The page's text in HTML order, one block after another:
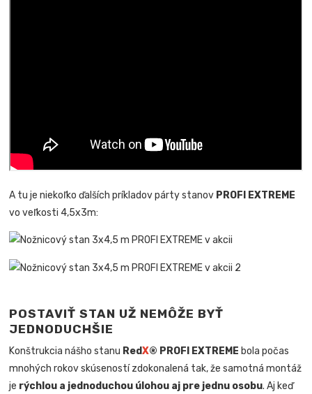
A tu je niekoľko ďalších príkladov párty stanov PROFI EXTREME
vo veľkosti 4,5x3m:
POSTAVIŤ STAN UŽ NEMÔŽE BYŤ
JEDNODUCHŠIE
Konštrukcia nášho stanu RedX® PROFI EXTREME bola počas
mnohých rokov skúseností zdokonalená tak, že samotná montáž
je rýchlou a jednoduchou úlohou aj pre jednu osobu. Aj keď